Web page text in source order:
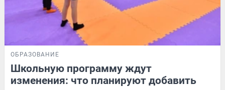
ОБРАЗОВАНИЕ
Школьную программу ждут
изменения: что планируют добавить